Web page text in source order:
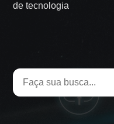
de tecnologia